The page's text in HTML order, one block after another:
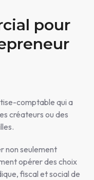
pour
comptable qui a
créateurs ou des
non seulement
opérer des choix
fiscal et social de